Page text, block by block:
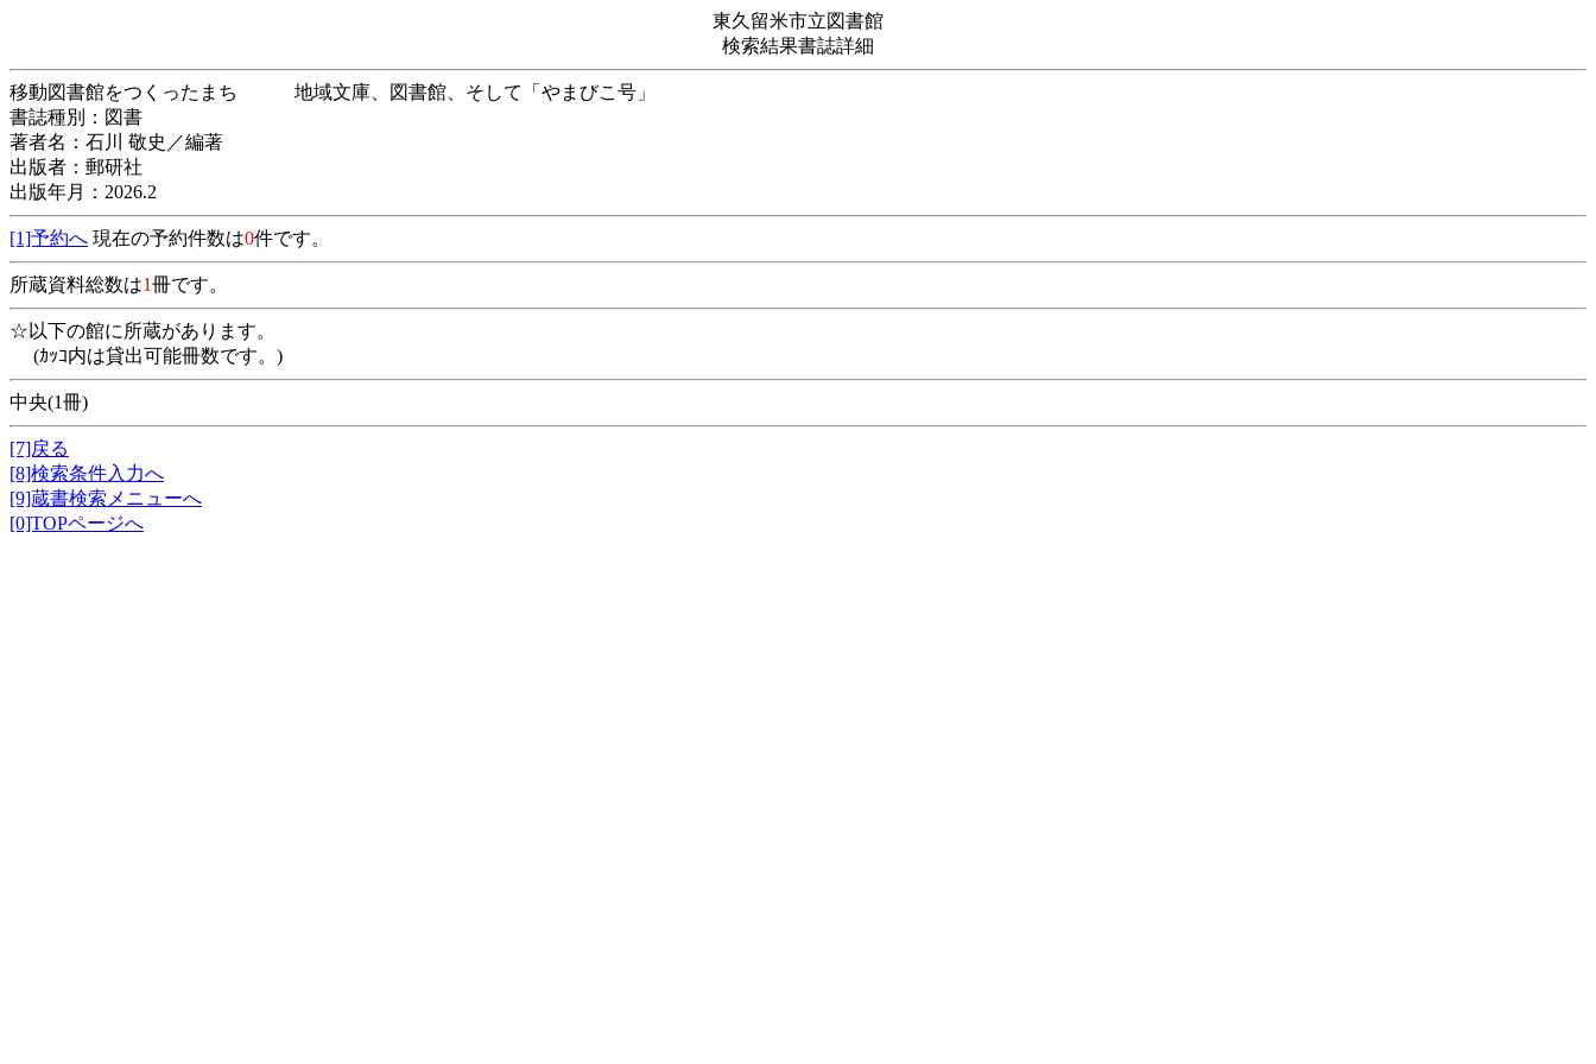
東久留米市立図書館
検索結果書誌詳細
移動図書館をつくったまち 地域文庫、図書館、そして「やまびこ号」
書誌種別：図書
著者名：石川 敬史／編著
出版者：郵研社
出版年月：2026.2
[1]予約へ 現在の予約件数は0件です。
所蔵資料総数は1冊です。
☆以下の館に所蔵があります。
(ｶｯｺ内は貸出可能冊数です。)
中央(1冊)
[7]戻る
[8]検索条件入力へ
[9]蔵書検索メニューへ
[0]TOPページへ